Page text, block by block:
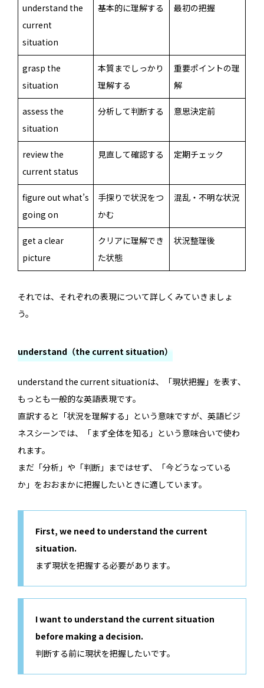
understand the
current
situation
基本的に理解する 最初の把握
grasp the
situation
本質までしっかり
理解する
重要ポイントの理
解
assess the
situation
分析して判断する 意思決定前
review the
current status
見直して確認する 定期チェック
figure out what’s
going on
手探りで状況をつ
かむ
混乱・不明な状況
get a clear
picture
クリアに理解でき
た状態
状況整理後
それでは、それぞれの表現について詳しくみていきましょ
う。
understand（the current situation）
understand the current situationは、「現状把握」を表す、
もっとも一般的な英語表現です。
直訳すると「状況を理解する」という意味ですが、英語ビジ
ネスシーンでは、「まず全体を知る」という意味合いで使わ
れます。
まだ「分析」や「判断」まではせず、「今どうなっている
か」をおおまかに把握したいときに適しています。
First, we need to understand the current
situation.
まず現状を把握する必要があります。
I want to understand the current situation
before making a decision.
判断する前に現状を把握したいです。